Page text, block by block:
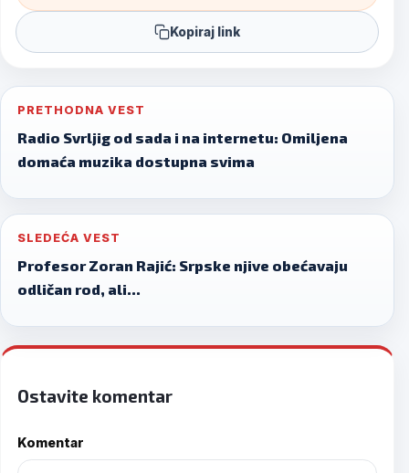
Kopiraj link
Post
navigation
PRETHODNA VEST
Radio Svrljig od sada i na internetu: Omiljena
domaća muzika dostupna svima
SLEDEĆA VEST
Profesor Zoran Rajić: Srpske njive obećavaju
odličan rod, ali…
Ostavite komentar
Komentar